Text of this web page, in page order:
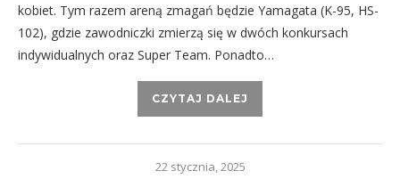
kobiet. Tym razem areną zmagań będzie Yamagata (K-95, HS-
102), gdzie zawodniczki zmierzą się w dwóch konkursach
indywidualnych oraz Super Team. Ponadto…
CZYTAJ DALEJ
22 stycznia, 2025